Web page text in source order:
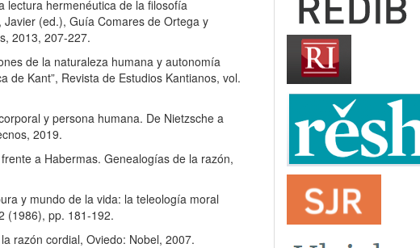
lectura hermenéutica de la filosofía
Javier (ed.), Guía Comares de Ortega y
2013, 207-227.
de la naturaleza humana y autonomía
de Kant”, Revista de Estudios Kantianos, vol.
y persona humana. De Nietzsche a
2019.
a Habermas. Genealogías de la razón,
y mundo de la vida: la teleología moral
(1986), pp. 181-192.
razón cordial, Oviedo: Nobel, 2007.